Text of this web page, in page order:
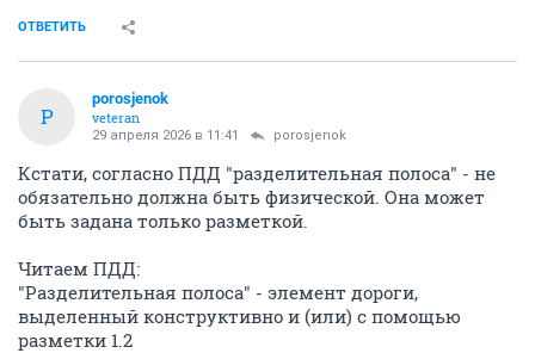
ОТВЕТИТЬ
P
porosjenok
veteran
29 апреля 2026 в 11:41 porosjenok
Кстати, согласно ПДД "разделительная полоса" - не
обязательно должна быть физической. Она может
быть задана только разметкой.
Читаем ПДД:
"Разделительная полоса" - элемент дороги,
выделенный конструктивно и (или) с помощью
разметки 1.2